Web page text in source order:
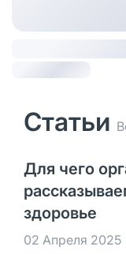
Статьи
Для чего
здоровье
02 Апреля 2025